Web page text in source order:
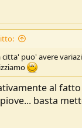
citta' puo' avere
al
basta